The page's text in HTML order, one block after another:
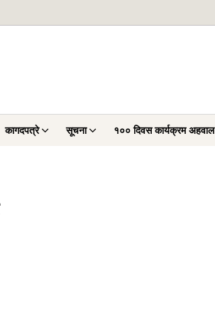
कागदपत्रे सूचना १०० दिवस कार्यक्रम अहवाल